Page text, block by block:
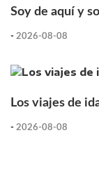
Soy de aquí y
- 2026-08-08
Los viajes de
- 2026-08-08